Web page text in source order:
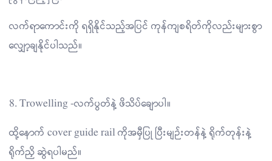
လက်ရာကောင်းကို ရရှိနိုင်သည့်အပြင် ကုန်ကျစရိတ်ကိုလည်းများစွာ
လျှော့ချနိုင်ပါသည်။
8. Trowelling -လက်ပွတ်နဲ့ ဖိသိပ်ချောပါ။
ထို့နောက် cover guide rail ကိုအမှီပြု ပြီးမျဉ်းတန်နဲ့ ရိုက်တုန်းနဲ့
ရိုက်ညှိ ဆွဲရပါမည်။